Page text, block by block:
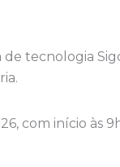
tecnologia
com início às